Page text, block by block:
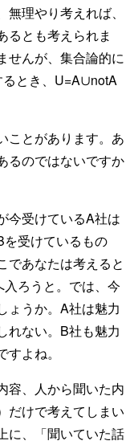
理やり考えれば、
るとも考えられま
せんが、集合論的に
るとき、U=A∪notA
ことがあります。あ
るのではないですか
今受けているA社は
受けているもの
であなたは考えると
ろうと。では、今
ょうか。A社は魅力
れない。B社も魅力
よね。
容、人から聞いた内
だけで考えてしまい
に、「聞いていた話